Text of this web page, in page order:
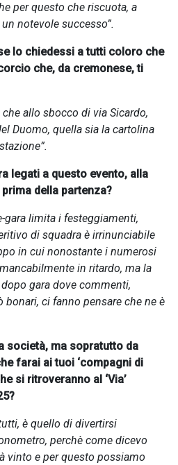
per questo che riscuota, a
notevole successo”.
lo chiedessi a tutti coloro che
che, da cremonese, ti
allo sbocco di via Sicardo,
Duomo, quella sia la cartolina
legati a questo evento, alla
della partenza?
gara limita i festeggiamenti,
di squadra è irrinunciabile
in cui nonostante i numerosi
in ritardo, ma la
gara dove commenti,
ci fanno pensare che ne è
società, ma sopratutto da
farai ai tuoi ‘compagni di
si ritroveranno al ‘Via’
è quello di divertirsi
perchè come dicevo
vinto e per questo possiamo